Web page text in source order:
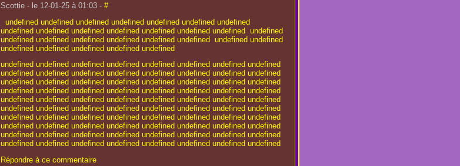
Scottie - le 12-01-25 à 01:03 - #
undefined undefined undefined undefined undefined undefined undefined
undefined undefined undefined undefined undefined undefined undefined undefined
undefined undefined undefined undefined undefined undefined undefined undefined
undefined undefined undefined undefined undefined
undefined undefined undefined undefined undefined undefined undefined undefined
undefined undefined undefined undefined undefined undefined undefined undefined
undefined undefined undefined undefined undefined undefined undefined undefined
undefined undefined undefined undefined undefined undefined undefined undefined
undefined undefined undefined undefined undefined undefined undefined undefined
undefined undefined undefined undefined undefined undefined undefined undefined
undefined undefined undefined undefined undefined undefined undefined undefined
undefined undefined undefined undefined undefined undefined undefined undefined
undefined undefined undefined undefined undefined undefined undefined undefined
undefined undefined undefined undefined undefined undefined undefined undefined
Répondre à ce commentaire